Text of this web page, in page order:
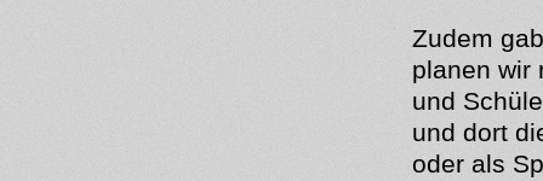
Zudem
planen wir
und
und dort
oder als